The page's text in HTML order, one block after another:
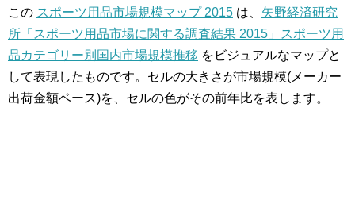
この スポーツ用品市場規模マップ 2015 は、 矢野経済研究
所「スポーツ用品市場に関する調査結果 2015」スポーツ用
品カテゴリー別国内市場規模推移 をビジュアルなマップと
して表現したものです。セルの大きさが市場規模(メーカー
出荷金額ベース)を、セルの色がその前年比を表します。